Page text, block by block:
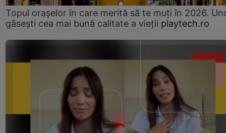
Topul orașelor în care merită să te muți în 2026.
găsești cea mai bună calitate a vieții playtech.ro